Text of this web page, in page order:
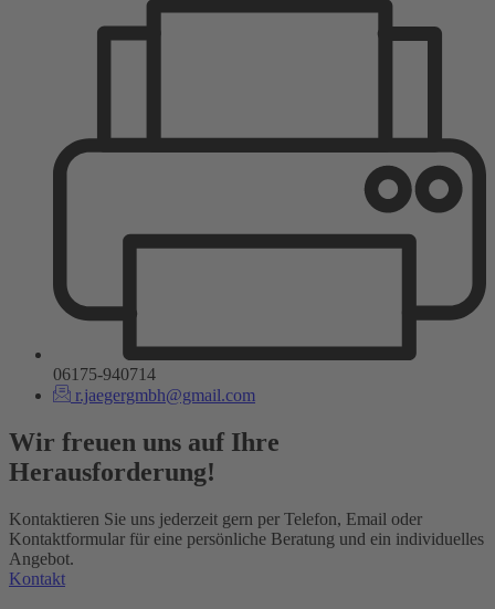
06175-940714
r.jaegergmbh@gmail.com
Wir freuen uns auf Ihre
Herausforderung!
Kontaktieren Sie uns jederzeit gern per Telefon, Email oder
Kontaktformular für eine persönliche Beratung und ein individuelles
Angebot.
Kontakt